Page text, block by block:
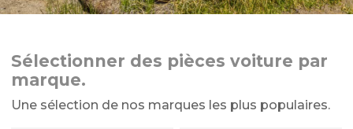
Sélectionner des pièces voiture par
marque.
Une sélection de nos marques les plus populaires.